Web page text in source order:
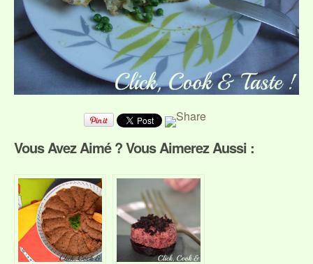
Vous Avez Aimé ? Vous Aimerez Aussi :